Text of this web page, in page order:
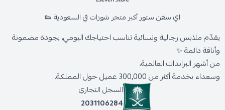
اي سفن ستور أكبر متجر شوزات في السعودية 👟
يقدّم ملابس رجالية ونسائية تناسب احتياجك اليومي، بجودة مضمونة
وأناقة دائمة ✨
من أشهر البراندات العالمية،
وسعداء بخدمة أكثر من 300,000 عميل حول المملكة.
السجل التجاري
2031106284